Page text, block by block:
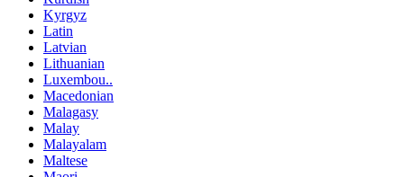
Kyrgyz
Latin
Latvian
Lithuanian
Luxembou..
Macedonian
Malagasy
Malay
Malayalam
Maltese